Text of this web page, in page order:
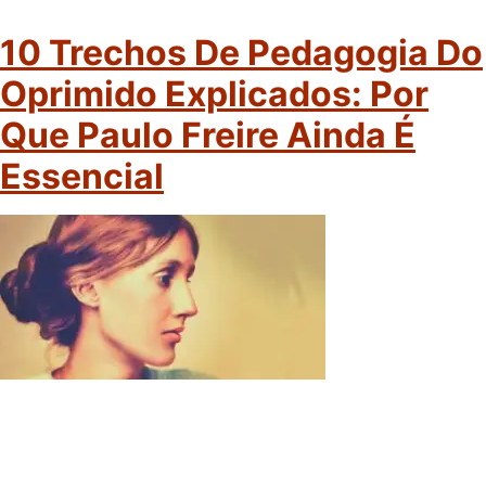
10 Trechos De Pedagogia Do
Oprimido Explicados: Por
Que Paulo Freire Ainda É
Essencial